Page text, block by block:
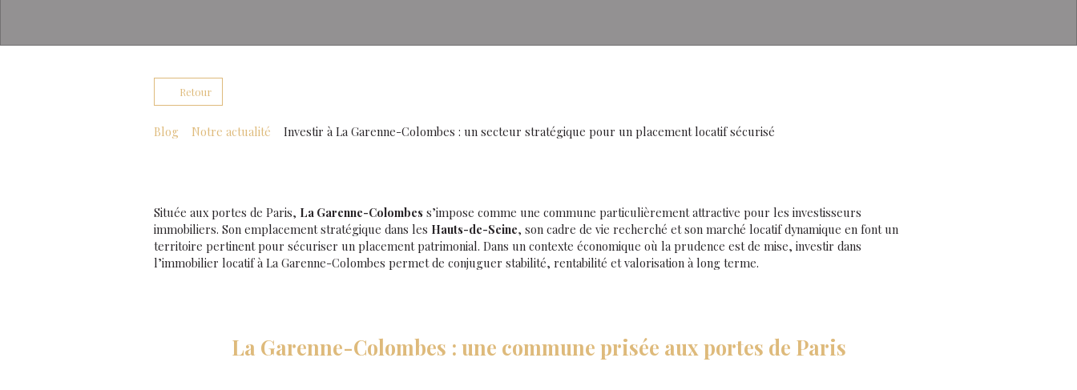
Retour
Blog Notre actualité Investir à La Garenne-Colombes : un secteur stratégique pour un placement locatif sécurisé
Située aux portes de Paris, La Garenne-Colombes s’impose comme une commune particulièrement attractive pour les investisseurs
immobiliers. Son emplacement stratégique dans les Hauts-de-Seine, son cadre de vie recherché et son marché locatif dynamique en font un
territoire pertinent pour sécuriser un placement patrimonial. Dans un contexte économique où la prudence est de mise, investir dans
l’immobilier locatif à La Garenne-Colombes permet de conjuguer stabilité, rentabilité et valorisation à long terme.
La Garenne-Colombes : une commune prisée aux portes de Paris